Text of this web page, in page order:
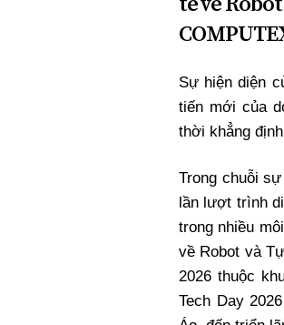
Xi nhan Trái Phải
Bạn đọc viết
Sự hiện diện
tiến mới của
thời khẳng
Trong chuỗi
lần lượt trình
trong nhiều
về Robot và
2026 thuộc
Tech Day